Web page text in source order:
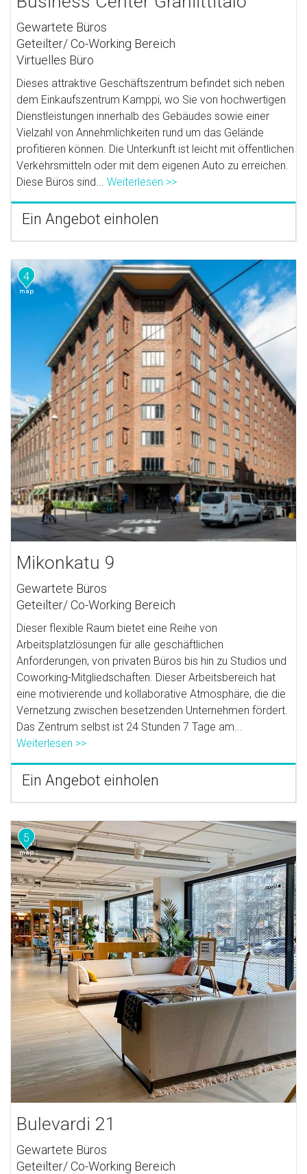
Gewartete Büros
Geteilter/ Co-Working Bereich
Virtuelles Büro
Dieses attraktive Geschäftszentrum befindet sich neben
dem Einkaufszentrum Kamppi, wo Sie von hochwertigen
Dienstleistungen innerhalb des Gebäudes sowie einer
Vielzahl von Annehmlichkeiten rund um das Gelände
profitieren können. Die Unterkunft ist leicht mit öffentlichen
Verkehrsmitteln oder mit dem eigenen Auto zu erreichen.
Diese Büros sind...Weiterlesen >>
Ein Angebot einholen
4
Mikonkatu 9
Gewartete Büros
Geteilter/ Co-Working Bereich
Dieser flexible Raum bietet eine Reihe von
Arbeitsplatzlösungen für alle geschäftlichen
Anforderungen, von privaten Büros bis hin zu Studios und
Coworking-Mitgliedschaften. Dieser Arbeitsbereich hat
eine motivierende und kollaborative Atmosphäre, die die
Vernetzung zwischen besetzenden Unternehmen fördert.
Das Zentrum selbst ist 24 Stunden 7 Tage am...
Weiterlesen >>
Ein Angebot einholen
5
Bulevardi 21
Gewartete Büros
Geteilter/ Co-Working Bereich